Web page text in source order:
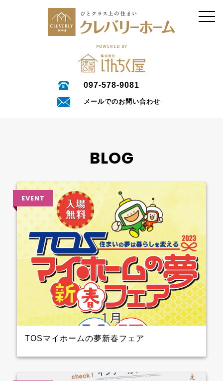
POWERED BY
097-578-9081
メールでのお問い合わせ
BLOG
TOSマイホームの夢新春フェア
ホーム も参加しますよ 3階大ホール№8のブースでプ